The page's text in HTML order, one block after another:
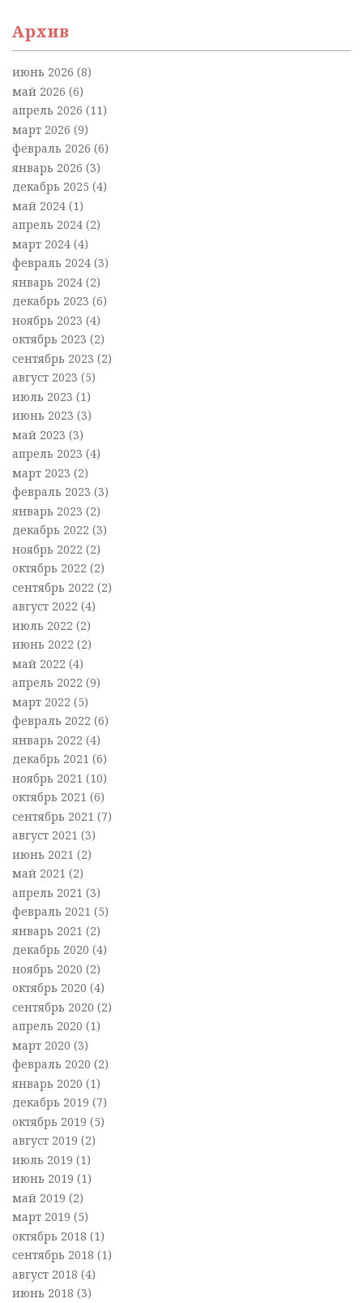
Архив
июнь 2026 (8)
май 2026 (6)
апрель 2026 (11)
март 2026 (9)
февраль 2026 (6)
январь 2026 (3)
декабрь 2025 (4)
май 2024 (1)
апрель 2024 (2)
март 2024 (4)
февраль 2024 (3)
январь 2024 (2)
декабрь 2023 (6)
ноябрь 2023 (4)
октябрь 2023 (2)
сентябрь 2023 (2)
август 2023 (5)
июль 2023 (1)
июнь 2023 (3)
май 2023 (3)
апрель 2023 (4)
март 2023 (2)
февраль 2023 (3)
январь 2023 (2)
декабрь 2022 (3)
ноябрь 2022 (2)
октябрь 2022 (2)
сентябрь 2022 (2)
август 2022 (4)
июль 2022 (2)
июнь 2022 (2)
май 2022 (4)
апрель 2022 (9)
март 2022 (5)
февраль 2022 (6)
январь 2022 (4)
декабрь 2021 (6)
ноябрь 2021 (10)
октябрь 2021 (6)
сентябрь 2021 (7)
август 2021 (3)
июнь 2021 (2)
май 2021 (2)
апрель 2021 (3)
февраль 2021 (5)
январь 2021 (2)
декабрь 2020 (4)
ноябрь 2020 (2)
октябрь 2020 (4)
сентябрь 2020 (2)
апрель 2020 (1)
март 2020 (3)
февраль 2020 (2)
январь 2020 (1)
декабрь 2019 (7)
октябрь 2019 (5)
август 2019 (2)
июль 2019 (1)
июнь 2019 (1)
май 2019 (2)
март 2019 (5)
октябрь 2018 (1)
сентябрь 2018 (1)
август 2018 (4)
июнь 2018 (3)